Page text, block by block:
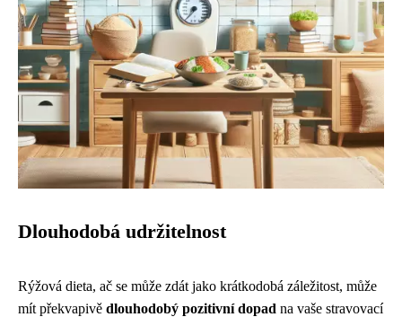
Dlouhodobá udržitelnost
Rýžová dieta, ač se může zdát jako krátkodobá záležitost, může
mít překvapivě dlouhodobý pozitivní dopad na vaše stravovací